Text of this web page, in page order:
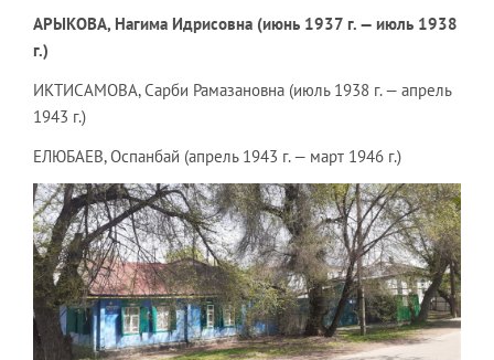
АРЫКОВА, Нагима Идрисовна (июнь 1937 г. — июль 1938
г.)
ИКТИСАМОВА, Сарби Рамазановна (июль 1938 г. — апрель
1943 г.)
ЕЛЮБАЕВ, Оспанбай (апрель 1943 г. — март 1946 г.)